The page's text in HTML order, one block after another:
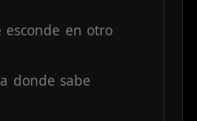
esconde en otro
donde sabe